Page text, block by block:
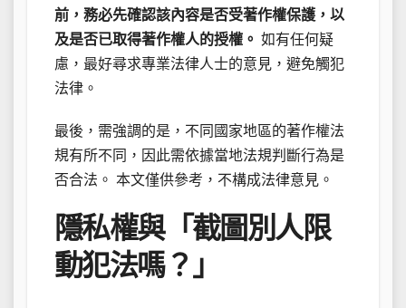
前，務必先確認該內容是否受著作權保護，以
及是否已取得著作權人的授權。 如有任何疑
慮，最好尋求專業法律人士的意見，避免觸犯
法律。
最後，需強調的是，不同國家地區的著作權法
規有所不同，因此需依據當地法規判斷行為是
否合法。 本文僅供參考，不構成法律意見。
隱私權與「截圖別人限
動犯法嗎？」